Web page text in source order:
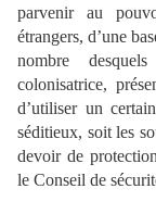
parvenir au
étrangers, d’une
nombre
colonisatrice,
d’utiliser un
séditieux, soit les
devoir de
le Conseil de